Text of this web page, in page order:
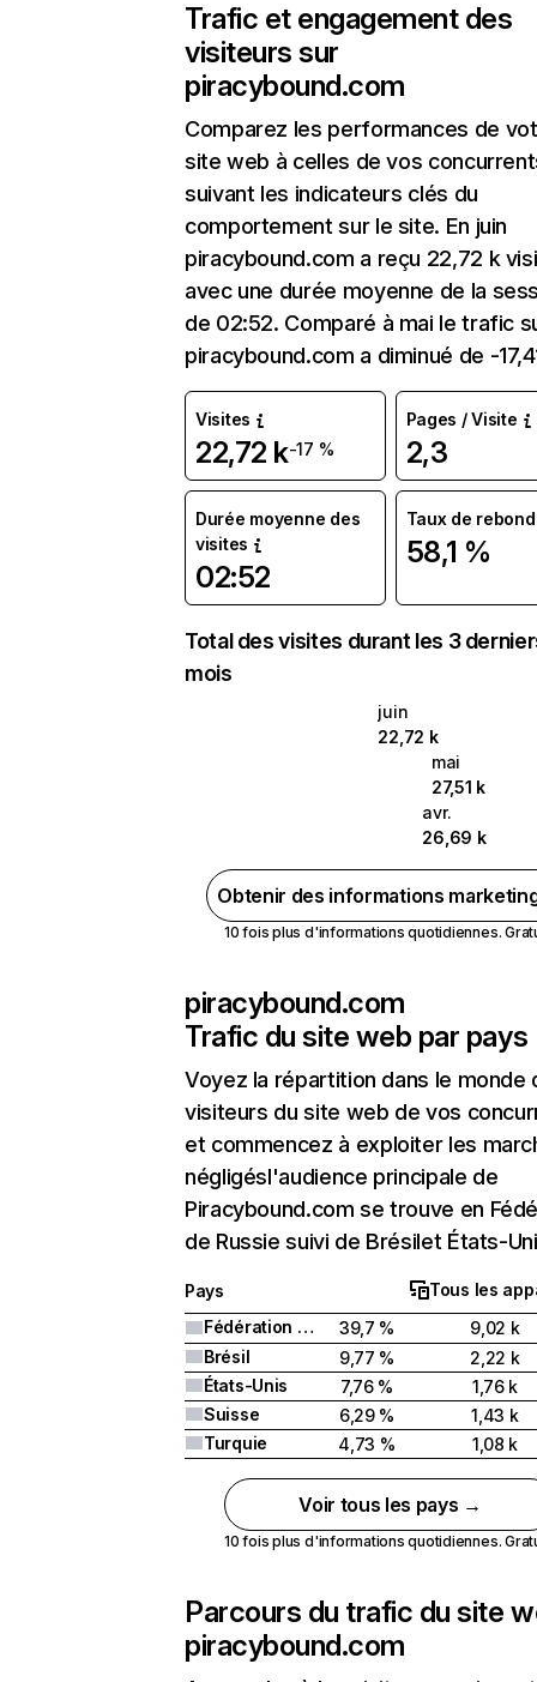
Trafic et engagement des
visiteurs sur
piracybound.com
Comparez les performances de
site web à celles de vos
suivant les indicateurs clés du
comportement sur le site. En juin
piracybound.com a reçu 22,72 k
avec une durée moyenne de la
de 02:52. Comparé à mai le trafic
piracybound.com a diminué de -
Visites
22,72 k-17 %
Pages / Visite
2,3
Durée moyenne des
visites
02:52
Taux de rebond
58,1 %
Total des visites durant les 3
mois
juin
22,72 k
mai
27,51 k
avr.
26,69 k
Obtenir des informations
10 fois plus d'informations quotidiennes.
piracybound.com
Trafic du site web par pays
Voyez la répartition dans le monde
visiteurs du site web de vos
et commencez à exploiter les
négligésl'audience principale de
Piracybound.com se trouve en
de Russie suivi de Brésilet États-
Pays
Tous les
Fédération de Russie
39,7 %
9,02 k
Brésil
9,77 %
2,22 k
États-Unis
7,76 %
1,76 k
Suisse
6,29 %
1,43 k
Turquie
4,73 % 1,08 k
Voir tous les pays →
10 fois plus d'informations quotidiennes.
Parcours du trafic du site
piracybound.com